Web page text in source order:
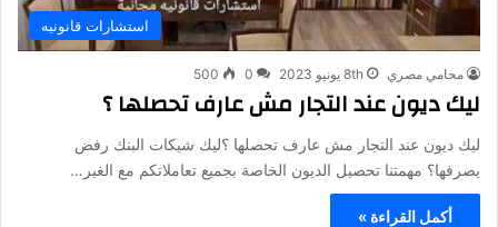
استشارات قانونيه
محامي مصري 8th يونيو 2023 0
500
ليك ديون عند التجار مش عارف تحصلها ؟
ليك ديون عند التجار مش عارف تحصلها ؟ليك شيكات البنك رفض
يصرفها؟ مهمتنا تحصيل الديون الخاصة بجميع تعاملاتكم مع الغير…
أكمل القراءة »